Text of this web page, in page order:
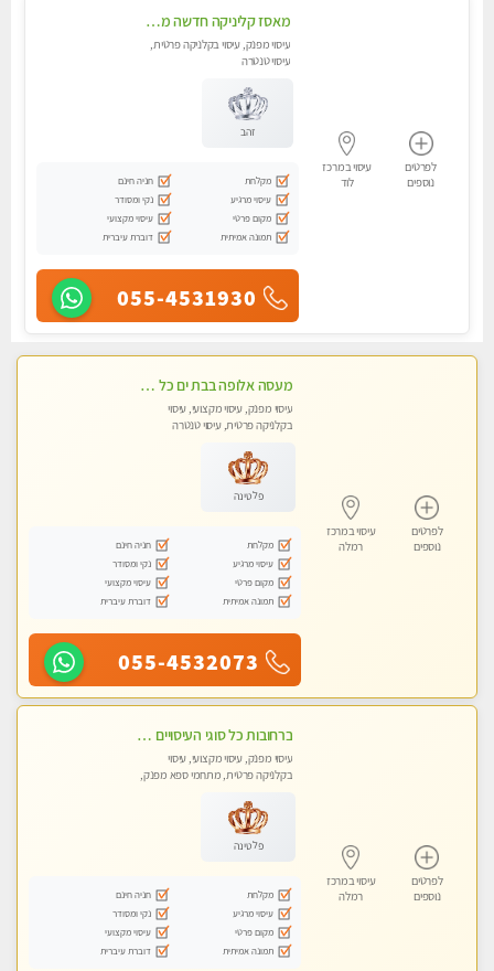
לפרטים
נוספים
עיסוי במרכז
לוד
מאסז קליניקה חדשה מעסה איכותית לעיסוי מרגיע ומפנק VIP-מומלץ לחלוטין! פרטי! ​​​​​​ Highly recommended ללא מין !!
עיסוי מפנק, עיסוי בקלניקה פרטית,
עיסוי טנטרה
זהב
מקלחת
חניה חינם
עיסוי מרגיע
נקי ומסודר
מקום פרטי
עיסוי מקצועי
תמונה אמיתית
דוברת עיברית
055-4531930
לפרטים
נוספים
עיסוי במרכז
רמלה
מעסה אלופה בבת ים כל סוגי העיסויים מעסה מקצועית ואיכותית פרטי!! Highly recommended
עיסוי מפנק, עיסוי מקצועי, עיסוי
בקלניקה פרטית, עיסוי טנטרה
פלטינה
מקלחת
חניה חינם
עיסוי מרגיע
נקי ומסודר
מקום פרטי
עיסוי מקצועי
תמונה אמיתית
דוברת עיברית
055-4532073
לפרטים
נוספים
עיסוי במרכז
רמלה
ברחובות כל סוגי העיסויים מעסה מקצועית ואיכותית פרטי!!!
עיסוי מפנק, עיסוי מקצועי, עיסוי
בקלניקה פרטית, מתחמי ספא מפנק,
פלטינה
מקלחת
חניה חינם
עיסוי מרגיע
נקי ומסודר
מקום פרטי
עיסוי מקצועי
תמונה אמיתית
דוברת עיברית